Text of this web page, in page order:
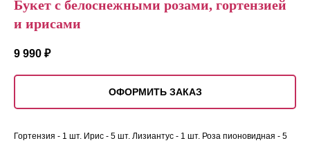
Букет с белоснежными розами, гортензией
и ирисами
9 990 ₽
ОФОРМИТЬ ЗАКАЗ
Гортензия - 1 шт. Ирис - 5 шт. Лизиантус - 1 шт. Роза пионовидная - 5